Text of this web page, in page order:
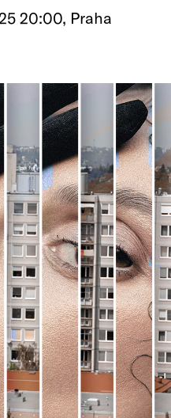
20:00, Praha